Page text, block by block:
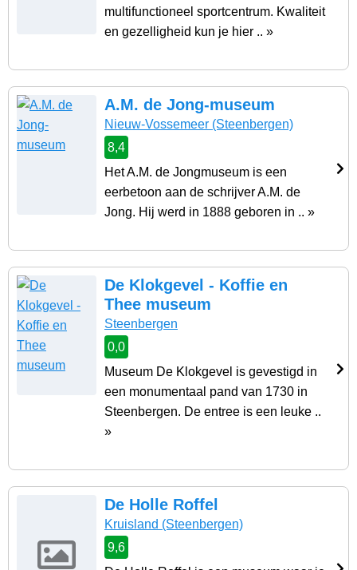
multifunctioneel sportcentrum. Kwaliteit
en gezelligheid kun je hier .. »
A.M. de Jong-museum
Nieuw-Vossemeer (Steenbergen)
8,4
Het A.M. de Jongmuseum is een
eerbetoon aan de schrijver A.M. de
Jong. Hij werd in 1888 geboren in .. »
De Klokgevel - Koffie en
Thee museum
Steenbergen
0,0
Museum De Klokgevel is gevestigd in
een monumentaal pand van 1730 in
Steenbergen. De entree is een leuke ..
»
De Holle Roffel
Kruisland (Steenbergen)
9,6